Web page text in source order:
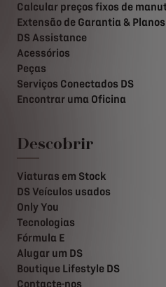
Calcular preços fixos de
Extensão de Garantia &
DS Assistance
Acessórios
Peças
Serviços Conectados DS
Encontrar uma Oficina
Descobrir
Viaturas em Stock
DS Veículos usados
Only You
Tecnologias
Fórmula E
Alugar um DS
Boutique Lifestyle DS
Contacte-nos